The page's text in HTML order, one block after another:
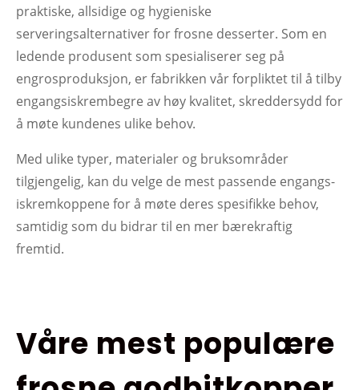
praktiske, allsidige og hygieniske
serveringsalternativer for frosne desserter. Som en
ledende produsent som spesialiserer seg på
engrosproduksjon, er fabrikken vår forpliktet til å tilby
engangsiskrembegre av høy kvalitet, skreddersydd for
å møte kundenes ulike behov.
Med ulike typer, materialer og bruksområder
tilgjengelig, kan du velge de mest passende engangs-
iskremkoppene for å møte deres spesifikke behov,
samtidig som du bidrar til en mer bærekraftig
fremtid.
Våre mest populære